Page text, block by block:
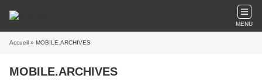
MENU
Accueil » MOBILE.ARCHIVES
MOBILE.ARCHIVES